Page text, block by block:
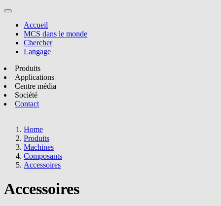
Accueil
MCS dans le monde
Chercher
Langage
Produits
Applications
Centre média
Société
Contact
Home
Produits
Machines
Composants
Accessoires
Accessoires